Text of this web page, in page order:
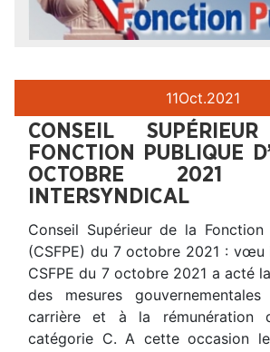
11Oct.2021
CONSEIL
FONCTION PUBLIQUE
OCTOBRE
INTERSYNDICAL
Conseil Supérieur de la Fonction
(CSFPE) du 7 octobre 2021 : vœu
CSFPE du 7 octobre 2021 a acté
des mesures
carrière et à la rémunération
catégorie C. A cette occasion